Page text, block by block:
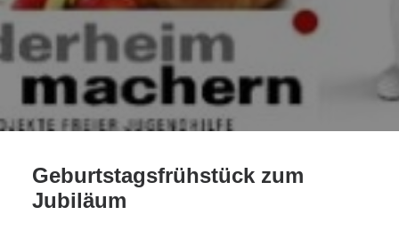
AKTUELLES
DATENSCHUTZ
KONTAKT
IMPRESSUM
COOKIE-RICHTLINIE (EU)
Geburtstagsfrühstück zum
Jubiläum